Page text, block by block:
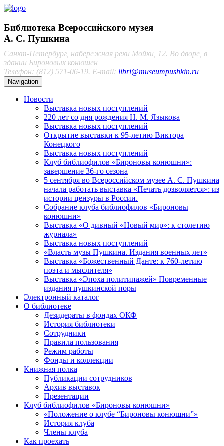
Библиотека Всероссийского музея
А. С. Пушкина
Санкт-Петербург, набережная реки Мойки, 12. Во дворе, в
здании Бироновых конюшен
Телефон: (812) 571-06-19. E-mail: libri@museumpushkin.ru
Navigation
Новости
Выставка новых поступлений
220 лет со дня рождения Н. М. Языкова
Выставка новых поступлений
Открытие выставки к 95-летию Виктора
Конецкого
Выставка новых поступлений
Клуб библиофилов «Бироновы конюшни»:
завершение 36-го сезона
5 сентября во Всероссийском музее А. С. Пушкина
начала работать выставка «Печать дозволяется»: из
истории цензуры в России.
Собрание клуба библиофилов «Бироновы
конюшни»
Выставка «О дивный «Новый мир»: к столетию
журнала»
Выставка новых поступлений
«Власть музы Пушкина. Издания военных лет»
Выставка «Божественный Данте: к 760-летию
поэта и мыслителя»
Выставка «Эпоха политипажей» Повременные
издания пушкинской поры
Электронный каталог
О библиотеке
Дезидераты в фондах ОКФ
История библиотеки
Сотрудники
Правила пользования
Режим работы
Фонды и коллекции
Книжная полка
Публикации сотрудников
Архив выставок
Презентации
Клуб библиофилов «Бироновы конюшни»
«Положение о клубе “Бироновы конюшни”»
История клуба
Члены клуба
Как проехать